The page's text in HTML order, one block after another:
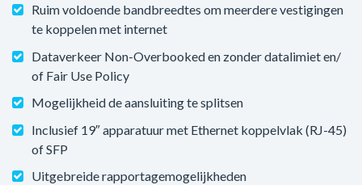
Ruim voldoende bandbreedtes om meerdere vestigingen
te koppelen met internet
Dataverkeer Non-Overbooked en zonder datalimiet en/
of Fair Use Policy
Mogelijkheid de aansluiting te splitsen
Inclusief 19″ apparatuur met Ethernet koppelvlak (RJ-45)
of SFP
Uitgebreide rapportagemogelijkheden